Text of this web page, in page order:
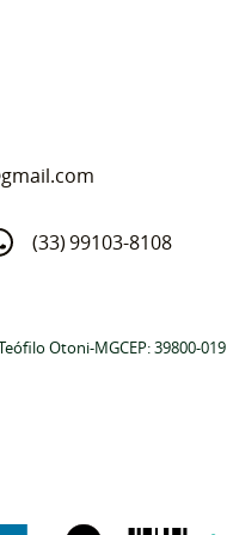
(33)99103-8108
Otoni-MGCEP: 39800-019